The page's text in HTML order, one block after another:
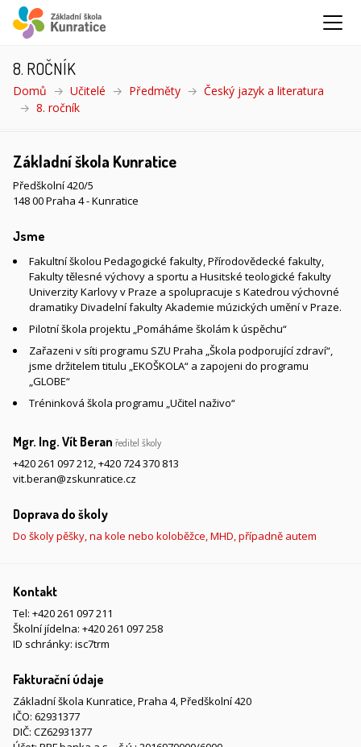
8. ROČNÍK
Domů Učitelé Předměty
Český jazyk a literatura
8. ročník
Základní škola Kunratice
Předškolní 420/5
148 00 Praha 4 - Kunratice
Jsme
Fakultní školou Pedagogické fakulty, Přírodovědecké fakulty,
Fakulty tělesné výchovy a sportu a Husitské teologické fakulty
Univerzity Karlovy v Praze a spolupracuje s Katedrou výchovné
dramatiky Divadelní fakulty Akademie múzických umění v Praze.
Pilotní škola projektu „Pomáháme školám k úspěchu“
Zařazeni v síti programu SZU Praha „Škola podporující zdraví“,
jsme držitelem titulu „EKOŠKOLA“ a zapojeni do programu
„GLOBE“
Tréninková škola programu „Učitel naživo“
Mgr. Ing. Vít Beran ředitel školy
+420 261 097 212,+420 724 370 813
vit.beran@zskunratice.cz
Doprava do školy
Do školy pěšky, na kole nebo koloběžce, MHD, případně autem
Kontakt
Tel: +420 261 097 211
Školní jídelna: +420 261 097 258
ID schránky: isc7trm
Fakturační údaje
Základní škola Kunratice, Praha 4, Předškolní 420
IČO: 62931377
DIČ: CZ62931377